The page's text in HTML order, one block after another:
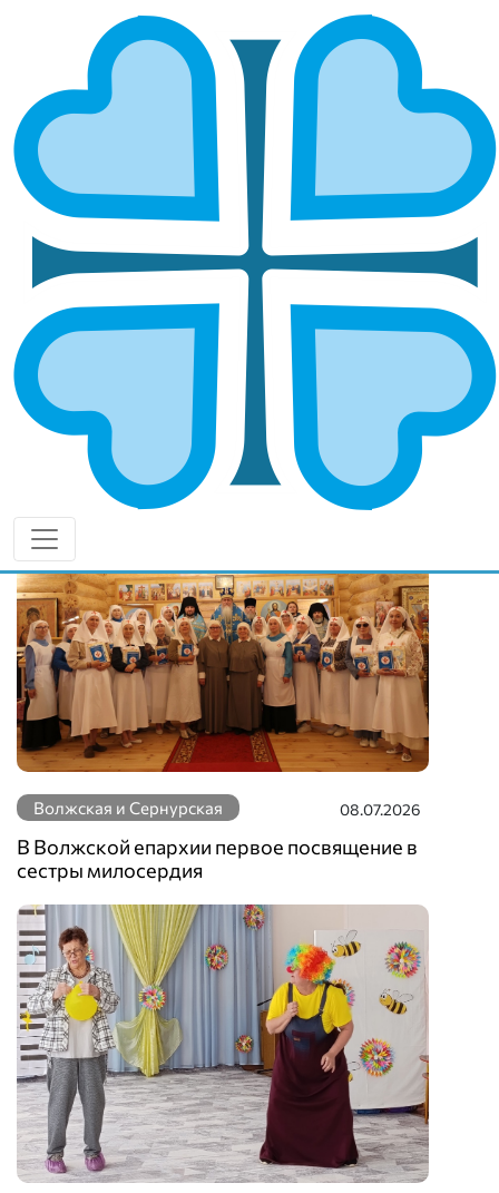
МАРИЙСКАЯ
ГЛАВНАЯ МИТРОПОЛИИ МАРИЙСКАЯ
Волжская и
Сернурская
Йошкар-
Еще новости по теме
Волжская и Сернурская 08.07.2026
В Волжской епархии первое посвящение в
сестры милосердия